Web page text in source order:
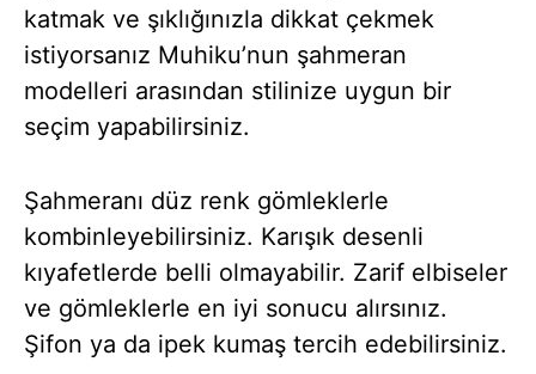
katmak ve şıklığınızla dikkat çekmek
istiyorsanız Muhiku’nun şahmeran
modelleri arasından stilinize uygun bir
seçim yapabilirsiniz.
Şahmeranı düz renk gömleklerle
kombinleyebilirsiniz. Karışık desenli
kıyafetlerde belli olmayabilir. Zarif elbiseler
ve gömleklerle en iyi sonucu alırsınız.
Şifon ya da ipek kumaş tercih edebilirsiniz.